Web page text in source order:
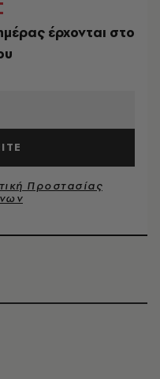
έρχονται στο
Προστασίας